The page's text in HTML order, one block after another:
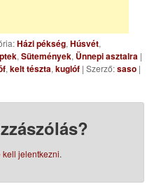
Házi pékség,Húsvét,
,Sütemények, Ünnepi asztalra |
,kelt tészta,kuglóf | Szerző:saso |
kell jelentkezni.